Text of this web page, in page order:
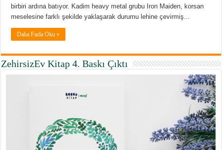
birbiri ardına batıyor. Kadim heavy metal grubu Iron Maiden, korsan
meselesine farklı şekilde yaklaşarak durumu lehine çevirmiş...
Daha Fazla Oku »
ZehirsizEv Kitap 4. Baskı Çıktı